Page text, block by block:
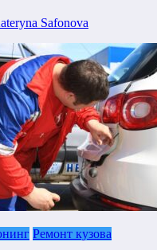
Safonova
Ремонт кузова